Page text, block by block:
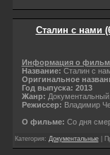
Сталин с нами
Информация о
Название: Сталин с
Оригинальное
Год выпуска: 2013
Жанр:
Режиссер: Владимир
О фильме: Со дня
Категория: Документальные|